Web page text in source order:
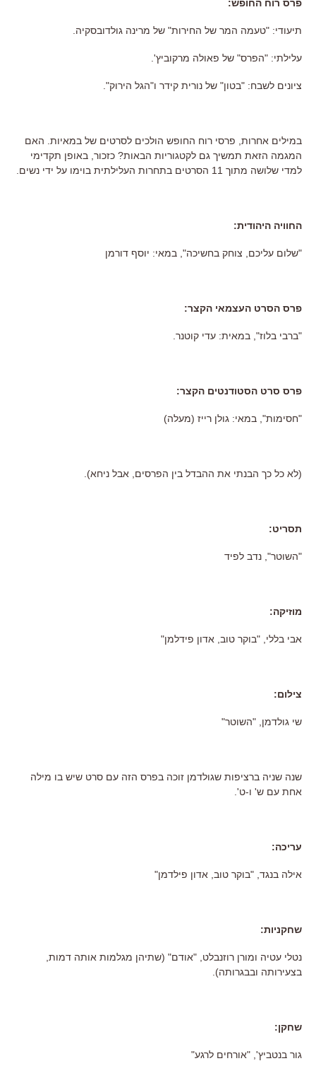
פרס רוח החופש:
תיעודי: "טעמה המר של החירות" של מרינה גולדובסקיה.
עלילתי: "הפרס" של פאולה מרקוביץ'.
ציונים לשבח: "בטון" של נורית קידר ו"הגל הירוק".
במילים אחרות, פרסי רוח החופש הולכים לסרטים של במאיות. האם
המגמה הזאת תמשיך גם לקטגוריות הבאות? כזכור, באופן תקדימי
למדי שלושה מתוך 11 הסרטים בתחרות העלילתית בוימו על ידי נשים.
החוויה היהודית:
"שלום עליכם, צוחק בחשיכה", במאי: יוסף דורמן
פרס הסרט העצמאי הקצר:
"ברבי בלוז", במאית: עדי קוטנר.
פרס סרט הסטודנטים הקצר:
"חסימות", במאי: גולן רייז (מעלה)
(לא כל כך הבנתי את ההבדל בין הפרסים, אבל ניחא).
תסריט:
"השוטר", נדב לפיד
מוזיקה:
אבי בללי, "בוקר טוב, אדון פידלמן"
צילום:
שי גולדמן, "השוטר"
שנה שניה ברציפות שגולדמן זוכה בפרס הזה עם סרט שיש בו מילה
אחת עם ש' ו-ט'.
עריכה:
אילה בנגד, "בוקר טוב, אדון פילדמן"
שחקניות:
נטלי עטיה ומורן רוזנבלט, "אודם" (שתיהן מגלמות אותה דמות,
בצעירותה ובבגרותה).
שחקן:
גור בנטביץ', "אורחים לרגע"